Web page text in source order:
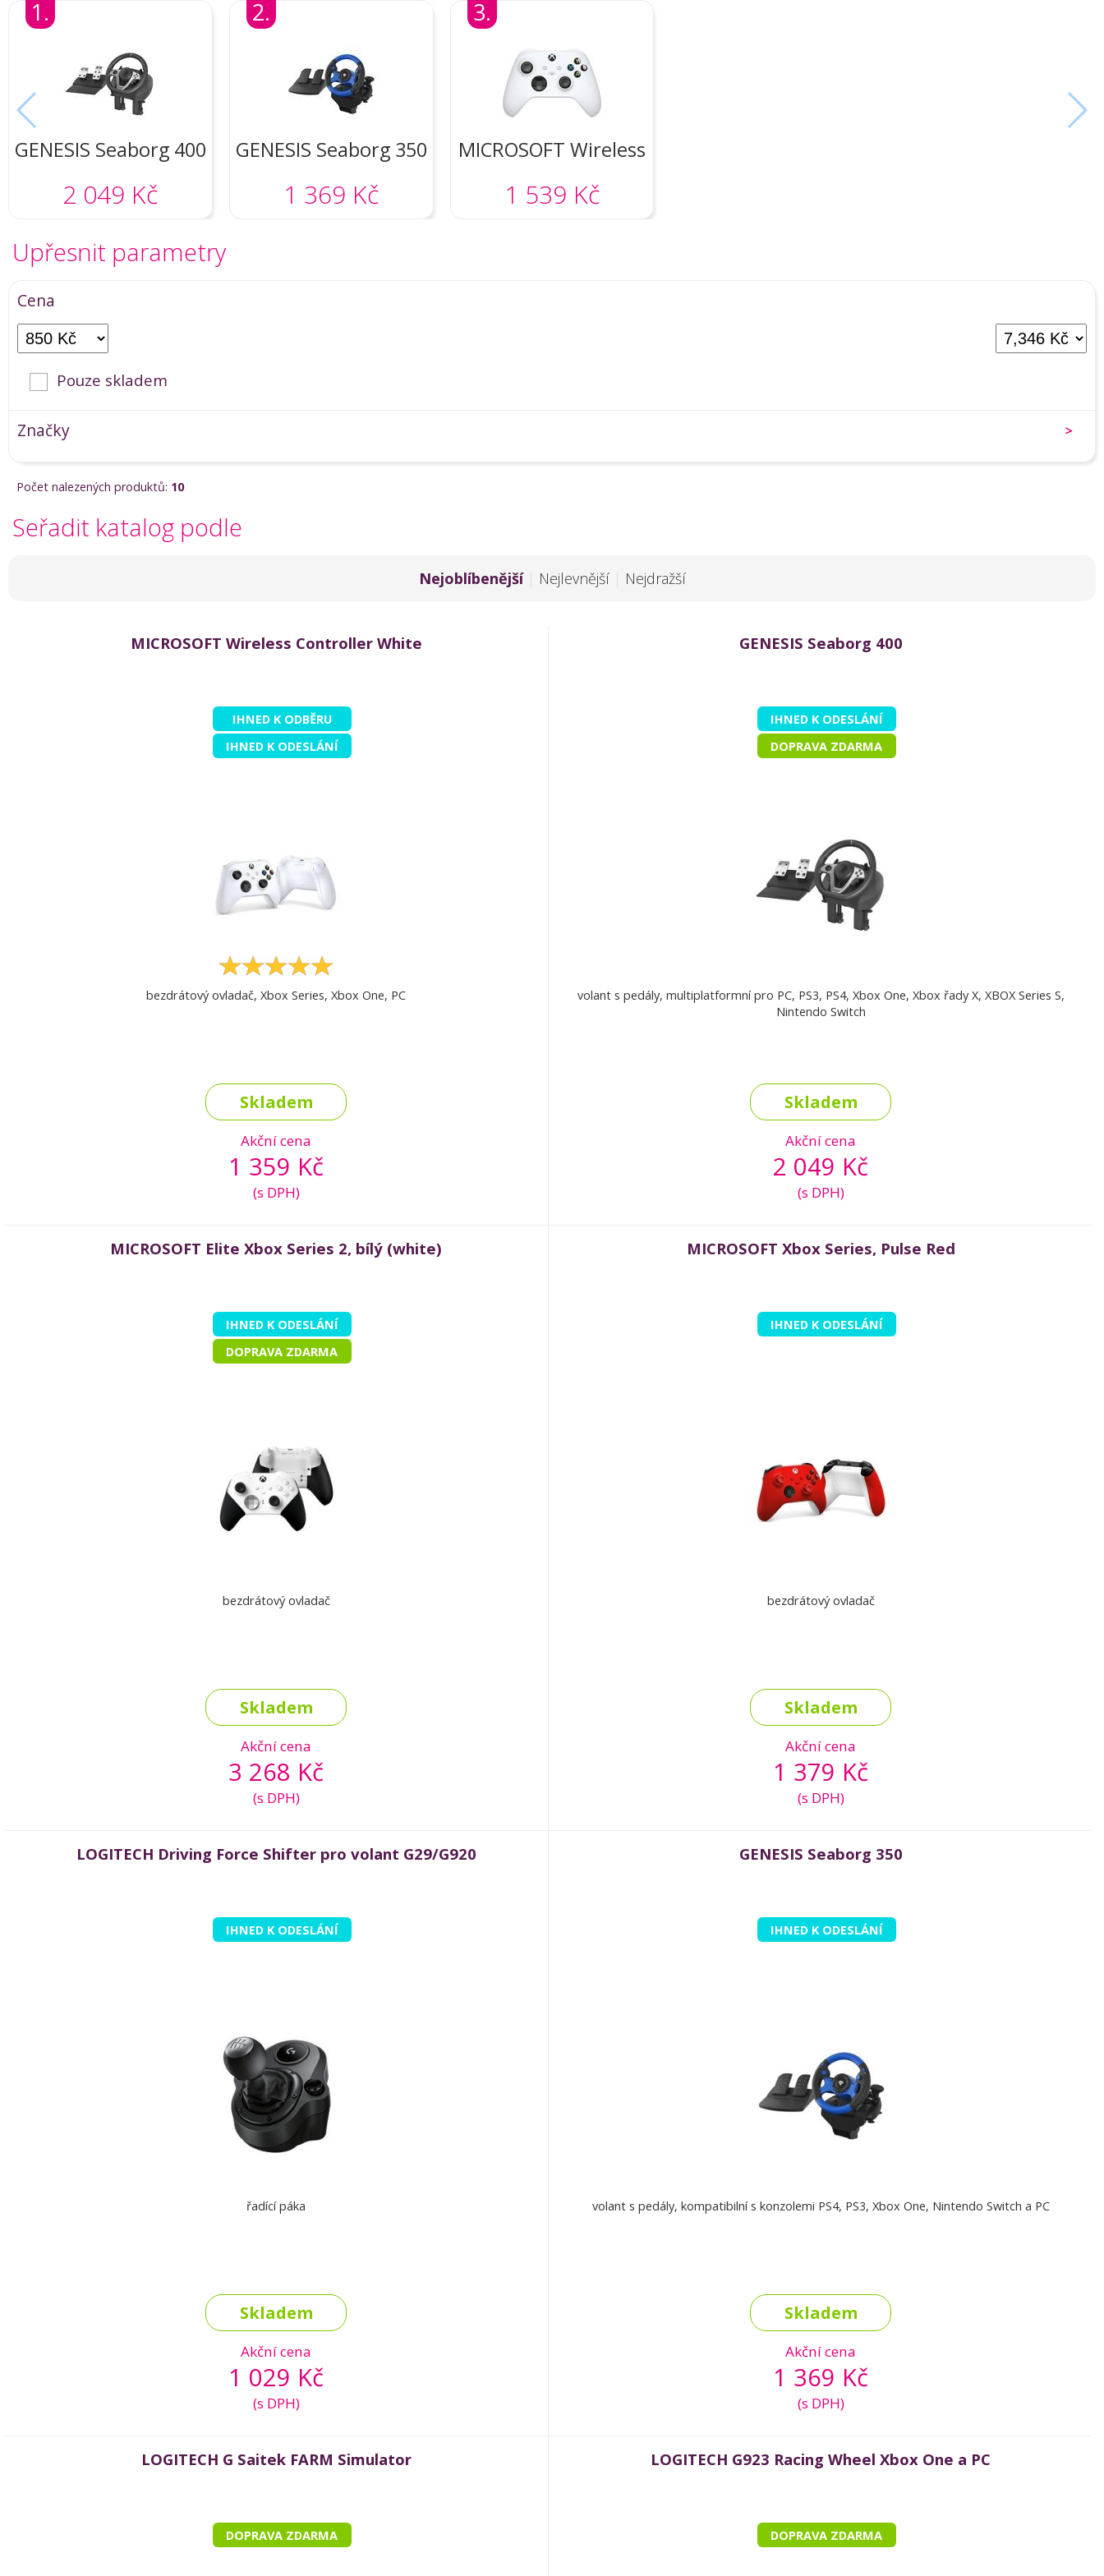
1.
GENESIS Seaborg 400
2 049 Kč
2.
GENESIS Seaborg 350
1 369 Kč
3.
MICROSOFT Wireless
White
1 539 Kč
Upřesnit parametry
Cena
Pouze skladem
Značky
Počet nalezených produktů: 10
Seřadit katalog podle
Nejoblíbenější | Nejlevnější | Nejdražší
MICROSOFT Wireless Controller White
IHNED K ODBĚRU
IHNED K ODESLÁNÍ
bezdrátový ovladač, Xbox Series, Xbox One, PC
Skladem
Akční cena
1 359 Kč
(s DPH)
GENESIS Seaborg 400
IHNED K ODESLÁNÍ
DOPRAVA ZDARMA
volant s pedály, multiplatformní pro PC, PS3, PS4, Xbox One, Xbox řady X, XBOX Series S,
Nintendo Switch
Skladem
Akční cena
2 049 Kč
(s DPH)
MICROSOFT Elite Xbox Series 2, bílý (white)
IHNED K ODESLÁNÍ
DOPRAVA ZDARMA
bezdrátový ovladač
Skladem
Akční cena
3 268 Kč
(s DPH)
MICROSOFT Xbox Series, Pulse Red
IHNED K ODESLÁNÍ
bezdrátový ovladač
Skladem
Akční cena
1 379 Kč
(s DPH)
LOGITECH Driving Force Shifter pro volant G29/G920
IHNED K ODESLÁNÍ
řadící páka
Skladem
Akční cena
1 029 Kč
(s DPH)
GENESIS Seaborg 350
IHNED K ODESLÁNÍ
volant s pedály, kompatibilní s konzolemi PS4, PS3, Xbox One, Nintendo Switch a PC
Skladem
Akční cena
1 369 Kč
(s DPH)
LOGITECH G Saitek FARM Simulator
DOPRAVA ZDARMA
LOGITECH G923 Racing Wheel Xbox One a PC
DOPRAVA ZDARMA